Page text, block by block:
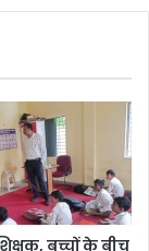
बच्चों के बीच